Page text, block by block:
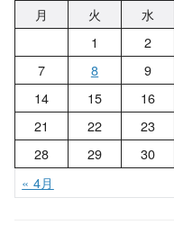
月 火 水
1
2
7
8 9
14
15 16
21
22 23
28
29 30
« 4月